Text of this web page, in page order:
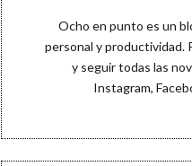
Ocho en punto es un
personal y productividad.
y seguir todas las
Instagram,